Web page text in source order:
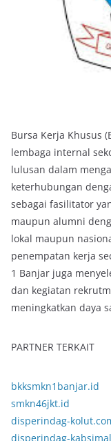
Bursa Kerja Khusus
lembaga internal
lulusan dalam
keterhubungan
sebagai fasilitator
maupun alumni
lokal maupun
penempatan kerja
1 Banjar juga
dan kegiatan
meningkatkan daya
PARTNER TERKAIT
bkksmkn1banjar.id
smkn46jkt.id
disperindag-
disperindag-